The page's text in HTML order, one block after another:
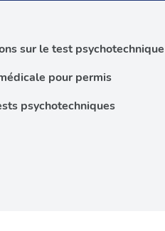
sur le test psychotechnique
pour permis
psychotechniques